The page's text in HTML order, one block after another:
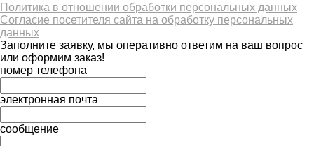
Политика в отношении обработки персональных данных
Согласие посетителя сайта на обработку персональных
данных
Заполните заявку, мы оперативно ответим на ваш вопрос
или оформим заказ!
номер телефона
электронная почта
сообщение